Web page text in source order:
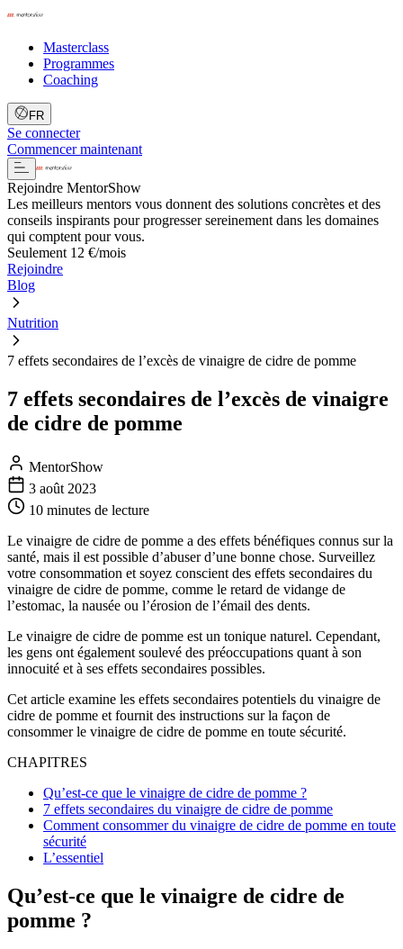
Masterclass
Programmes
Coaching
FR
Se connecter
Commencer maintenant
Rejoindre MentorShow
Les meilleurs mentors vous donnent des solutions concrètes et des
conseils inspirants pour progresser sereinement dans les domaines
qui comptent pour vous.
Seulement 12 €/mois
Rejoindre
Blog
Nutrition
7 effets secondaires de l’excès de vinaigre de cidre de pomme
7 effets secondaires de l’excès de vinaigre
de cidre de pomme
MentorShow
3 août 2023
10 minutes de lecture
Le vinaigre de cidre de pomme a des effets bénéfiques connus sur la
santé, mais il est possible d’abuser d’une bonne chose. Surveillez
votre consommation et soyez conscient des effets secondaires du
vinaigre de cidre de pomme, comme le retard de vidange de
l’estomac, la nausée ou l’érosion de l’émail des dents.
Le vinaigre de cidre de pomme est un tonique naturel. Cependant,
les gens ont également soulevé des préoccupations quant à son
innocuité et à ses effets secondaires possibles.
Cet article examine les effets secondaires potentiels du vinaigre de
cidre de pomme et fournit des instructions sur la façon de
consommer le vinaigre de cidre de pomme en toute sécurité.
CHAPITRES
Qu’est-ce que le vinaigre de cidre de pomme ?
7 effets secondaires du vinaigre de cidre de pomme
Comment consommer du vinaigre de cidre de pomme en toute
sécurité
L’essentiel
Qu’est-ce que le vinaigre de cidre de
pomme ?